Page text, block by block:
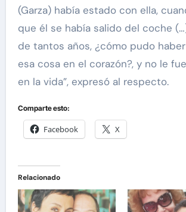
(Garza) había estado con ella,
que él se había salido del coche
de tantos años, ¿cómo pudo
esa cosa en el corazón?, y no le
en la vida”, expresó al respecto.
Comparte esto:
Facebook X
Relacionado